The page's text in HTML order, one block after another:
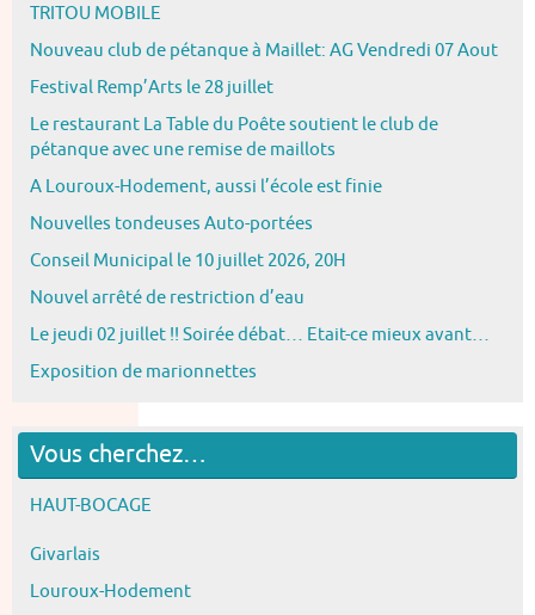
TRITOU MOBILE
Nouveau club de pétanque à Maillet: AG Vendredi 07 Aout
Festival Remp’Arts le 28 juillet
Le restaurant La Table du Poête soutient le club de
pétanque avec une remise de maillots
A Louroux-Hodement, aussi l’école est finie
Nouvelles tondeuses Auto-portées
Conseil Municipal le 10 juillet 2026, 20H
Nouvel arrêté de restriction d’eau
Le jeudi 02 juillet !! Soirée débat… Etait-ce mieux avant…
Exposition de marionnettes
Vous cherchez…
HAUT-BOCAGE
Givarlais
Louroux-Hodement